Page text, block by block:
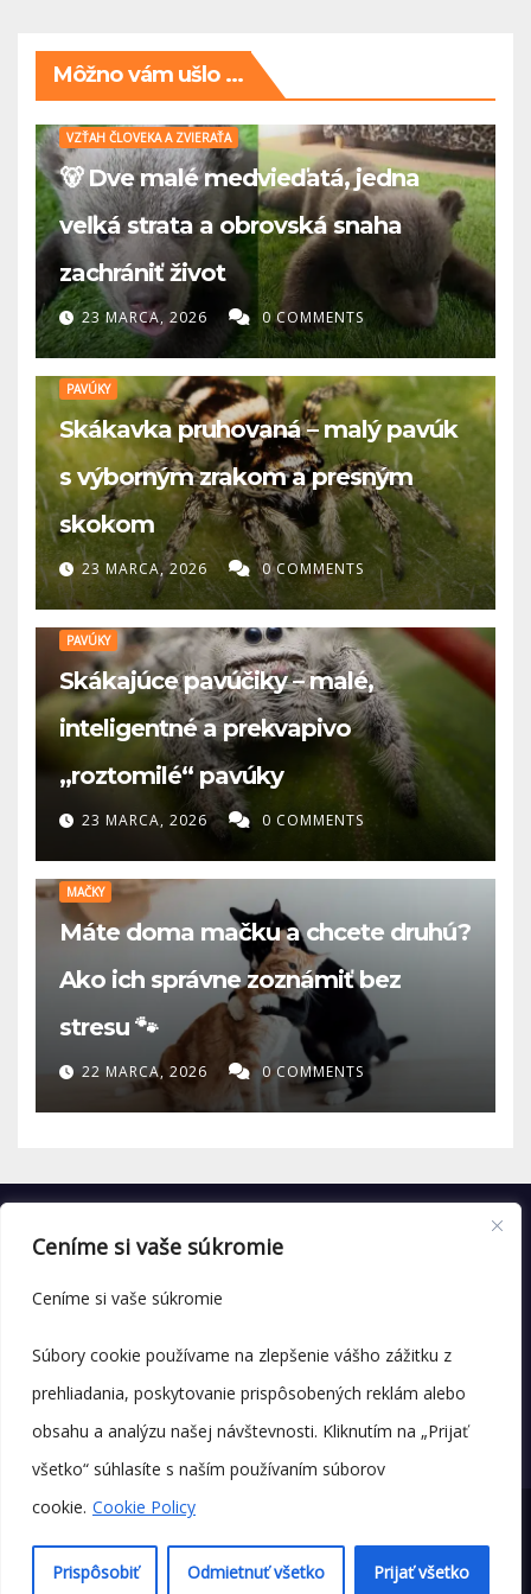
Ceníme si vaše súkromie
Ceníme si vaše súkromie
Súbory cookie používame na zlepšenie vášho zážitku z
prehliadania, poskytovanie prispôsobených reklám alebo
obsahu a analýzu našej návštevnosti. Kliknutím na „Prijať
všetko“ súhlasíte s naším používaním súborov
cookie. Cookie Policy
Prispôsobiť Odmietnuť všetko Prijať všetko
Môžno vám ušlo ...
VZŤAH ČLOVEKA A ZVIERAŤA
🐻 Dve malé medvieďatá, jedna
veľká strata a obrovská snaha
zachrániť život
23 MARCA, 2026 0 COMMENTS
PAVÚKY
Skákavka pruhovaná – malý pavúk
s výborným zrakom a presným
skokom
23 MARCA, 2026 0 COMMENTS
PAVÚKY
Skákajúce pavúčiky – malé,
inteligentné a prekvapivo
„roztomilé“ pavúky
23 MARCA, 2026 0 COMMENTS
MAČKY
Máte doma mačku a chcete druhú?
Ako ich správne zoznámiť bez
stresu 🐾
22 MARCA, 2026 0 COMMENTS